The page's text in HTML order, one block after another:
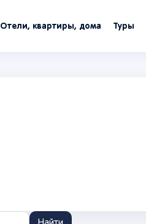
Отели, квартиры, дома Туры